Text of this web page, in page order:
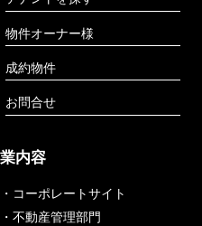
物件オーナー様
成約物件
お問合せ
内容
・コーポレートサイト
・不動産管理部門